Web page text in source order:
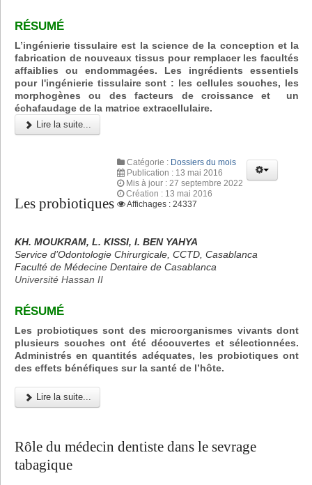
RÉSUMÉ
L’ingénierie tissulaire est la science de la conception et la
fabrication de nouveaux tissus pour remplacer les facultés
affaiblies ou endommagées. Les ingrédients essentiels
pour l'ingénierie tissulaire sont : les cellules souches, les
morphogènes ou des facteurs de croissance et un
échafaudage de la matrice extracellulaire.
Lire la suite...
Les probiotiques
Catégorie : Dossiers du mois
Publication : 13 mai 2016
Mis à jour : 27 septembre 2022
Création : 13 mai 2016
Affichages : 24337
KH. MOUKRAM, L. KISSI, I. BEN YAHYA
Service d’Odontologie Chirurgicale, CCTD, Casablanca
Faculté de Médecine Dentaire de Casablanca
Université Hassan II
RÉSUMÉ
Les probiotiques sont des microorganismes vivants dont
plusieurs souches ont été découvertes et sélectionnées.
Administrés en quantités adéquates, les probiotiques ont
des effets bénéfiques sur la santé de l’hôte.
Lire la suite...
Rôle du médecin dentiste dans le sevrage
tabagique